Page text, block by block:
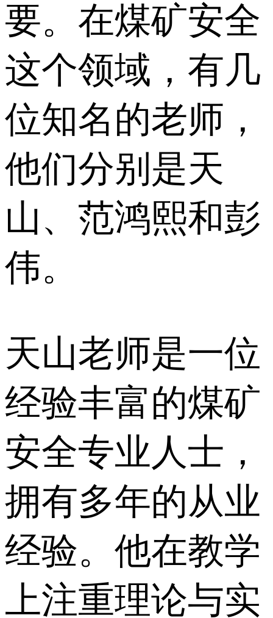
要。在煤矿安全
这个领域，有几
位知名的老师，
他们分别是天
山、范鸿熙和彭
伟。
天山老师是一位
经验丰富的煤矿
安全专业人士，
拥有多年的从业
经验。他在教学
上注重理论与实